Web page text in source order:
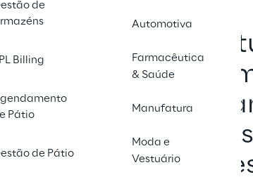
de
Billing
Pátio
de Pátio
Automotiva
Farmacêutica
& Saúde
Manufatura
Moda e
Vestuário
seleção de
que
e em
o valor
nossas